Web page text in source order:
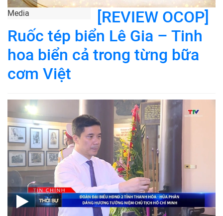
Media
[REVIEW OCOP]
Ruốc tép biển Lê Gia – Tinh
hoa biển cả trong từng bữa
cơm Việt